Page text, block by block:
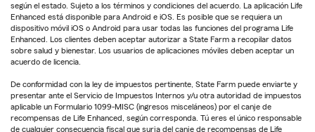
según el estado. Sujeto a los términos y condiciones del acuerdo. La aplicación Life
Enhanced está disponible para Android e iOS. Es posible que se requiera un
dispositivo móvil iOS o Android para usar todas las funciones del programa Life
Enhanced. Los clientes deben aceptar autorizar a State Farm a recopilar datos
sobre salud y bienestar. Los usuarios de aplicaciones móviles deben aceptar un
acuerdo de licencia.
De conformidad con la ley de impuestos pertinente, State Farm puede enviarte y
presentar ante el Servicio de Impuestos Internos y/u otra autoridad de impuestos
aplicable un Formulario 1099-MISC (ingresos misceláneos) por el canje de
recompensas de Life Enhanced, según corresponda. Tú eres el único responsable
de cualquier consecuencia fiscal que surja del canje de recompensas de Life